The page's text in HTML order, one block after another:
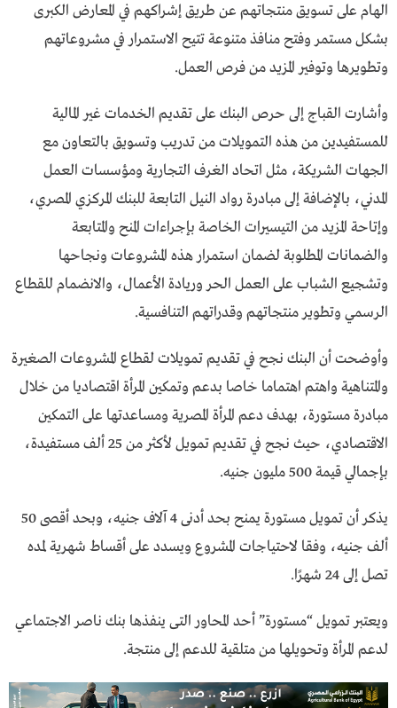
الهام على تسويق منتجاتهم عن طريق إشراكهم في المعارض الكبرى
بشكل مستمر وفتح منافذ متنوعة تتيح الاستمرار في مشروعاتهم
وتطويرها وتوفير المزيد من فرص العمل.
وأشارت القباج إلى حرص البنك على تقديم الخدمات غير المالية
للمستفيدين من هذه التمويلات من تدريب وتسويق بالتعاون مع
الجهات الشريكة، مثل اتحاد الغرف التجارية ومؤسسات العمل
المدني، بالإضافة إلى مبادرة رواد النيل التابعة للبنك المركزي المصري،
وإتاحة المزيد من التيسيرات الخاصة بإجراءات المنح والمتابعة
والضمانات المطلوبة لضمان استمرار هذه المشروعات ونجاحها
وتشجيع الشباب على العمل الحر وريادة الأعمال، والانضمام للقطاع
الرسمي وتطوير منتجاتهم وقدراتهم التنافسية.
وأوضحت أن البنك نجح في تقديم تمويلات لقطاع المشروعات الصغيرة
والمتناهية واهتم اهتماما خاصا بدعم وتمكين المرأة اقتصاديا من خلال
مبادرة مستورة، بهدف دعم المرأة المصرية ومساعدتها على التمكين
الاقتصادي، حيث نجح في تقديم تمويل لأكثر من 25 ألف مستفيدة،
بإجمالي قيمة 500 مليون جنيه.
يذكر أن تمويل مستورة يمنح بحد أدنى 4 آلاف جنيه، وبحد أقصى 50
ألف جنيه، وفقا لاحتياجات المشروع ويسدد على أقساط شهرية لمده
تصل إلى 24 شهرًا.
ويعتبر تمويل “مستورة” أحد المحاور التى ينفذها بنك ناصر الاجتماعي
لدعم المرأة وتحويلها من متلقية للدعم إلى منتجة.